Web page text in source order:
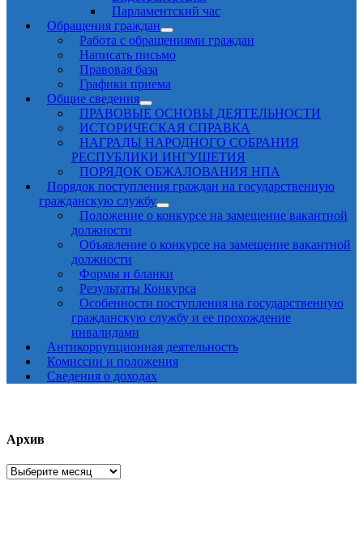
Парламентский час
Обращения граждан
Работа с обращениями граждан
Написать письмо
Правовая база
Графики приема
Общие сведения
ПРАВОВЫЕ ОСНОВЫ ДЕЯТЕЛЬНОСТИ
ИСТОРИЧЕСКАЯ СПРАВКА
НАГРАДЫ НАРОДНОГО СОБРАНИЯ
РЕСПУБЛИКИ ИНГУШЕТИЯ
ПОРЯДОК ОБЖАЛОВАНИЯ НПА
Порядок поступления граждан на государственную
гражданскую службу
Положение о конкурсе на замещение вакантной
должности
Объявление о конкурсе на замещение вакантной
должности
Формы и бланки
Результаты Конкурса
Особенности поступления на государственную
гражданскую службу и ее прохождение
инвалидами
Антикоррупционная деятельность
Комиссии и положения
Сведения о доходах
Архив
Архив